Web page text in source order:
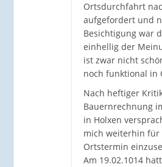
Ortsdurchfahrt
aufgefordert und
Besichtigung war
einhellig der
ist zwar nicht
noch funktional in
Nach heftiger
Bauernrechnung
in Holxen
mich weiterhin für
Ortstermin
Am 19.02.1014